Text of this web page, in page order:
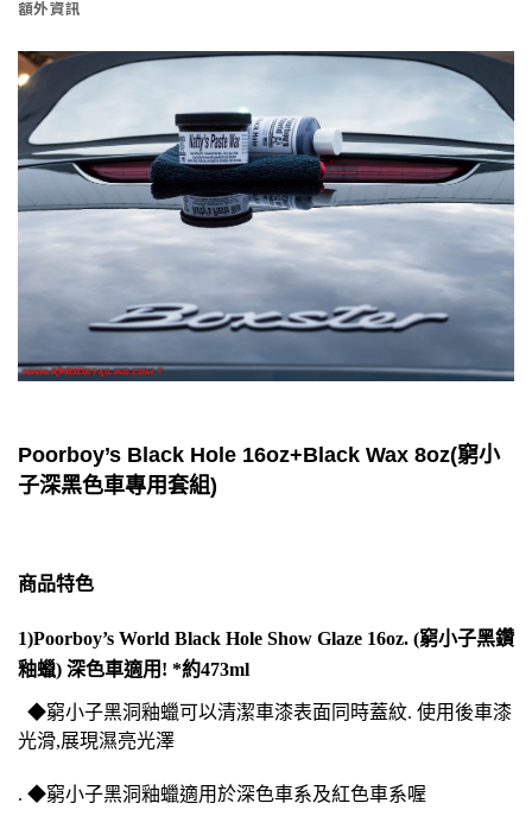
額外資訊
Poorboy’s Black Hole 16oz+Black Wax 8oz(窮小
子深黑色車專用套組)
商品特色
1)Poorboy’s World Black Hole Show Glaze 16oz. (窮小子黑鑽
釉蠟) 深色車適用! *約473ml
◆窮小子黑洞釉蠟可以清潔車漆表面同時蓋紋. 使用後車漆
光滑,展現濕亮光澤
. ◆窮小子黑洞釉蠟適用於深色車系及紅色車系喔